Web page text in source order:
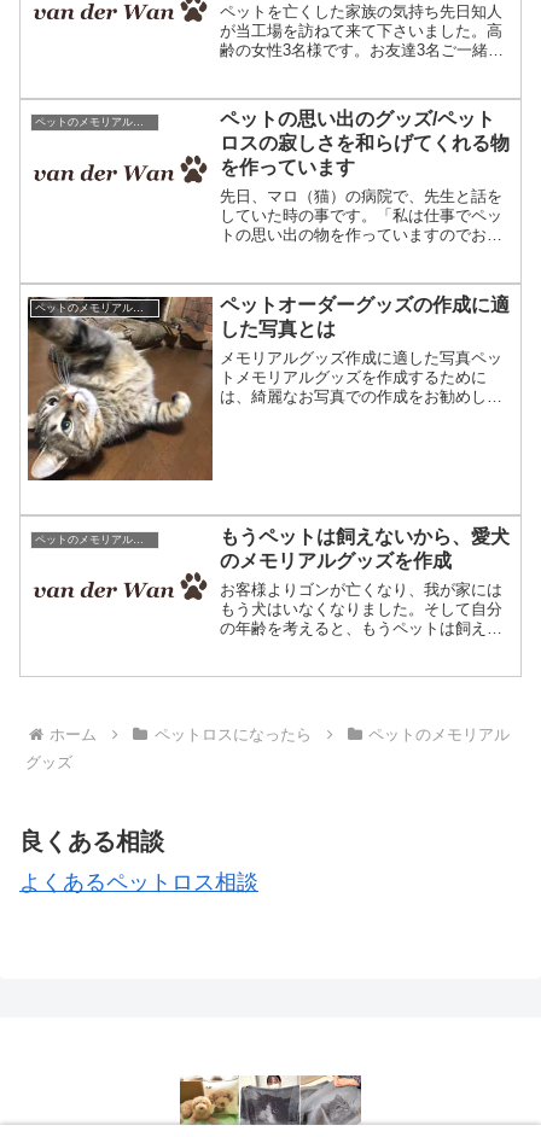
ペットを亡くした家族の気持ち先日知人
が当工場を訪ねて来て下さいました。高
齢の女性3名様です。お友達3名ご一緒
りました^^その中でお一人、愛犬をなく
された方がいらっしゃい...
ペットのメモリアルグッズ
ペットの思い出のグッズ/ペット
ロスの寂しさを和らげてくれる物
を作っています
先日、マロ（猫）の病院で、先生と話を
していた時の事です。「私は仕事でペッ
トの思い出の物を作っていますのでお客
に覚悟しています・・・」マロの余命宣
告を受けて、そんな言葉が...
ペットオーダーグッズの作成に適
した写真とは
メモリアルグッズ作成に適した写真ペッ
トメモリアルグッズを作成するために
は、綺麗なお写真での作成をお勧めして
もうペットは飼えないから、愛犬
のメモリアルグッズを作成
お客様よりゴンが亡くなり、我が家には
もう犬はいなくなりました。そして自分
の年齢を考えると、もうペットは飼えな
ホーム
ペットロスになったら
ペットのメモリアル
グッズ
良くある相談
よくあるペットロス相談